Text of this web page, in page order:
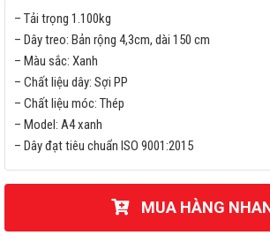
– Tải trọng 1.100kg
– Dây treo: Bản rộng 4,3cm, dài 150 cm
– Màu sắc: Xanh
– Chất liệu dây: Sợi PP
– Chất liệu móc: Thép
– Model: A4 xanh
– Dây đạt tiêu chuẩn ISO 9001:2015
MUA HÀNG